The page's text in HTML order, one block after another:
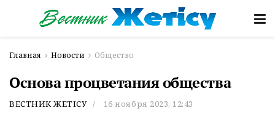
Главная Новости Общество
Основа процветания общества
ВЕСТНИК ЖЕТІСУ 16 ноября 2023, 12:43